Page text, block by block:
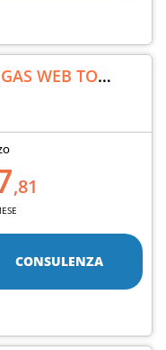
WEB TOP
,81
CONSULENZA